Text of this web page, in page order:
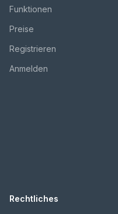
Funktionen
Preise
Registrieren
Anmelden
Rechtliches